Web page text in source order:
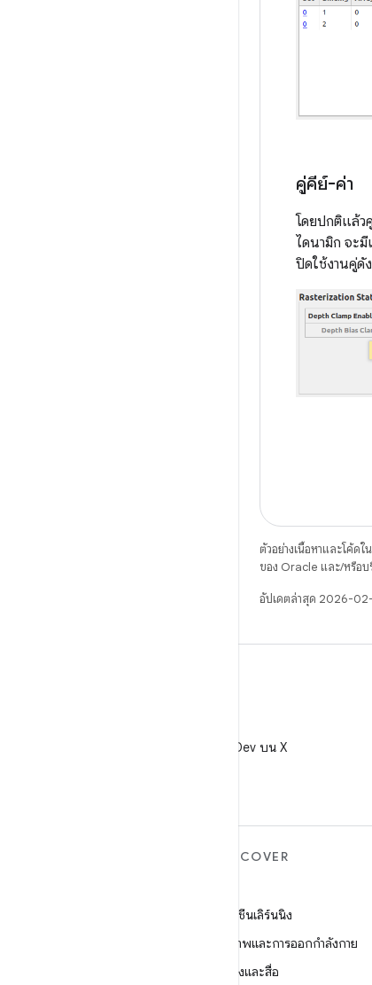
คู่คีย์-ค่า
โดยปกติแล้ว
ไดนามิก จะมี
ปิดใช้งานคู่ดั
ตัวอย่างเนื้อหาและโค้ด
ของ Oracle และ/หรือบ
อัปเดตล่าสุด 2026-
ติดตาม @AndroidDev บน X
DISCOVER
แมชชีนเลิร์นนิง
สุขภาพและการออกกำลังกาย
กล้องและสื่อ